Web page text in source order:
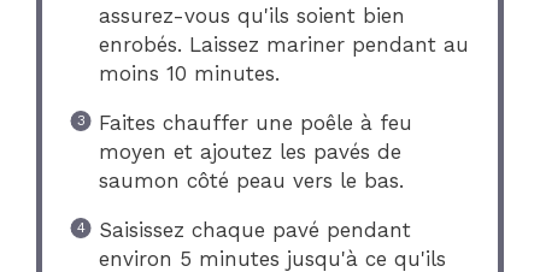
assurez-vous qu'ils soient bien
enrobés. Laissez mariner pendant au
moins 10 minutes.
Faites chauffer une poêle à feu
moyen et ajoutez les pavés de
saumon côté peau vers le bas.
Saisissez chaque pavé pendant
environ 5 minutes jusqu'à ce qu'ils